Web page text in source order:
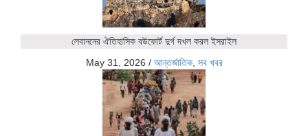
লেবাননের ঐতিহাসিক বউফোর্ট দুর্গ দখল করল ইসরাইল
May 31, 2026 / আন্তর্জাতিক, সব খবর